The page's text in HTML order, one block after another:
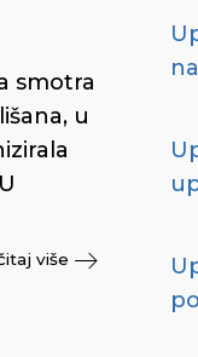
smotra
u
više